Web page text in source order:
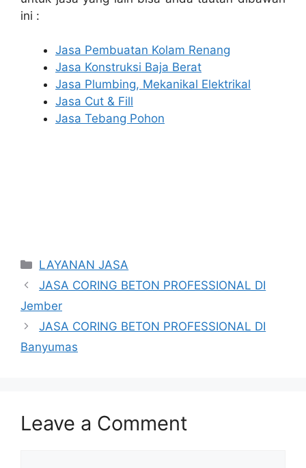
ini :
Jasa Pembuatan Kolam Renang
Jasa Konstruksi Baja Berat
Jasa Plumbing, Mekanikal Elektrikal
Jasa Cut & Fill
Jasa Tebang Pohon
Categories
LAYANAN JASA
JASA CORING BETON PROFESSIONAL DI
Jember
JASA CORING BETON PROFESSIONAL DI
Banyumas
Leave a Comment